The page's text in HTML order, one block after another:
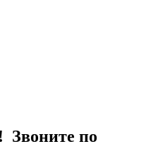
Звоните по